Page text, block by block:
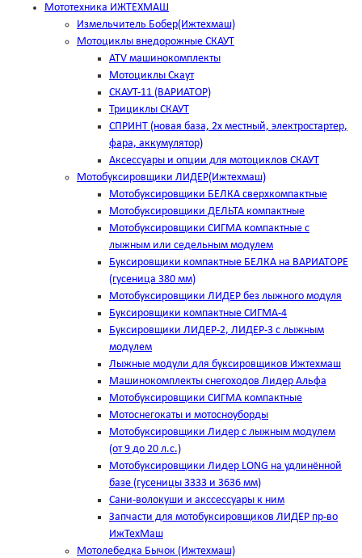
Мототехника ИЖТЕХМАШ
Измельчитель Бобер(Ижтехмаш)
Мотоциклы внедорожные СКАУТ
ATV машинокомплекты
Мотоциклы Скаут
СКАУТ-11 (ВАРИАТОР)
Трициклы СКАУТ
СПРИНТ (новая база, 2х местный, электростартер,
фара, аккумулятор)
Аксессуары и опции для мотоциклов СКАУТ
Мотобуксировщики ЛИДЕР(Ижтехмаш)
Мотобуксировщики БЕЛКА сверхкомпактные
Мотобуксировщики ДЕЛЬТА компактные
Мотобуксировщики СИГМА компактные с
лыжным или седельным модулем
Буксировщики компактные БЕЛКА на ВАРИАТОРЕ
(гусеница 380 мм)
Мотобуксировщики ЛИДЕР без лыжного модуля
Буксировщики компактные СИГМА-4
Буксировщики ЛИДЕР-2, ЛИДЕР-3 c лыжным
модулем
Лыжные модули для буксировщиков Ижтехмаш
Машинокомплекты снегоходов Лидер Альфа
Мотобуксировщики СИГМА компактные
Мотоснегокаты и мотосноуборды
Мотобуксировщики Лидер с лыжным модулем
(от 9 до 20 л.с.)
Мотобуксировщики Лидер LONG на удлинённой
базе (гусеницы 3333 и 3636 мм)
Сани-волокуши и акссессуары к ним
Запчасти для мотобуксировщиков ЛИДЕР пр-во
ИжТехМаш
Мотолебедка Бычок (Ижтехмаш)